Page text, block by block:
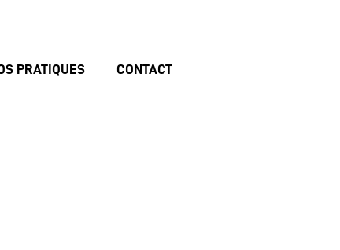
PRATIQUES CONTACT